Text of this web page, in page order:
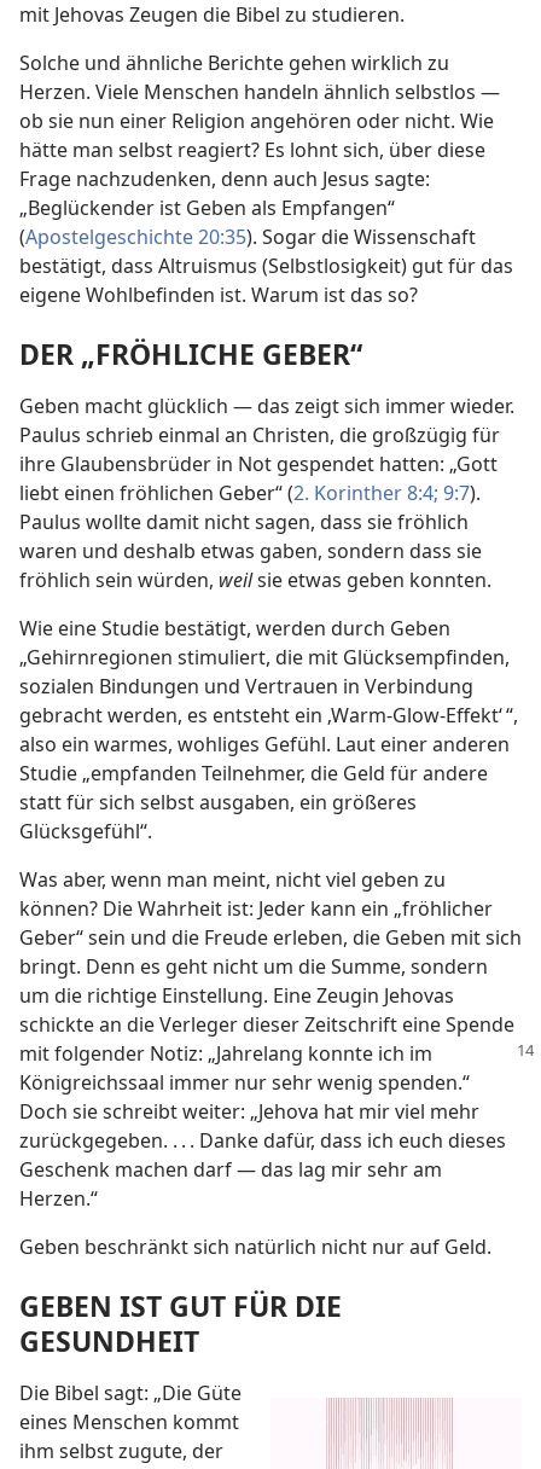
mit Jehovas Zeugen die Bibel zu studieren.
Solche und ähnliche Berichte gehen wirklich zu
Herzen. Viele Menschen handeln ähnlich selbstlos —
ob sie nun einer Religion angehören oder nicht. Wie
hätte man selbst reagiert? Es lohnt sich, über diese
Frage nachzudenken, denn auch Jesus sagte:
„Beglückender ist Geben als Empfangen“
(Apostelgeschichte 20:35). Sogar die Wissenschaft
bestätigt, dass Altruismus (Selbstlosigkeit) gut für das
eigene Wohlbefinden ist. Warum ist das so?
DER „FRÖHLICHE GEBER“
Geben macht glücklich — das zeigt sich immer wieder.
Paulus schrieb einmal an Christen, die großzügig für
ihre Glaubensbrüder in Not gespendet hatten: „Gott
liebt einen fröhlichen Geber“ (2. Korinther 8:4; 9:7).
Paulus wollte damit nicht sagen, dass sie fröhlich
waren und deshalb etwas gaben, sondern dass sie
fröhlich sein würden, weilsie etwas geben konnten.
Wie eine Studie bestätigt, werden durch Geben
„Gehirnregionen stimuliert, die mit Glücksempfinden,
sozialen Bindungen und Vertrauen in Verbindung
gebracht werden, es entsteht ein ‚Warm-Glow-Effekt‘ “,
also ein warmes, wohliges Gefühl. Laut einer anderen
Studie „empfanden Teilnehmer, die Geld für andere
statt für sich selbst ausgaben, ein größeres
Glücksgefühl“.
Was aber, wenn man meint, nicht viel geben zu
können? Die Wahrheit ist: Jeder kann ein „fröhlicher
Geber“ sein und die Freude erleben, die Geben mit sich
bringt. Denn es geht nicht um die Summe, sondern
um die richtige Einstellung. Eine Zeugin Jehovas
schickte an die Verleger dieser Zeitschrift eine Spende
mit folgender Notiz: „Jahrelang konnte ich im
Königreichssaal immer nur sehr wenig spenden.“
Doch sie schreibt weiter: „Jehova hat mir viel mehr
zurückgegeben. . . . Danke dafür, dass ich euch dieses
Geschenk machen darf — das lag mir sehr am
Herzen.“
Geben beschränkt sich natürlich nicht nur auf Geld.
GEBEN IST GUT FÜR DIE
GESUNDHEIT
Die Bibel sagt: „Die Güte
eines Menschen kommt
ihm selbst zugute, der